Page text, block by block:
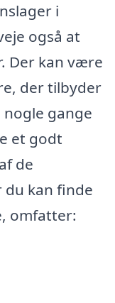
i
også at
Der kan være
der tilbyder
gange
et godt
de
du kan finde
omfatter: